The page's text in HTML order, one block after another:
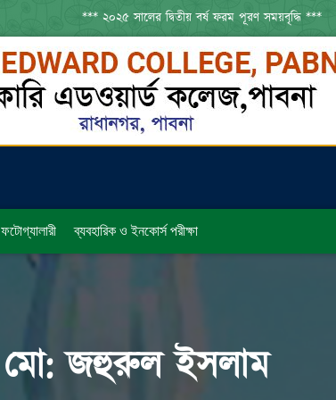
*** ২০২৫ সালের দ্বিতীয় বর্ষ ফরম পূরণ সময়বৃদ্ধি ***
ফটোগ্যালারী ব্যবহারিক ও ইনকোর্স পরীক্ষা
মো: জহুরুল ইসলাম